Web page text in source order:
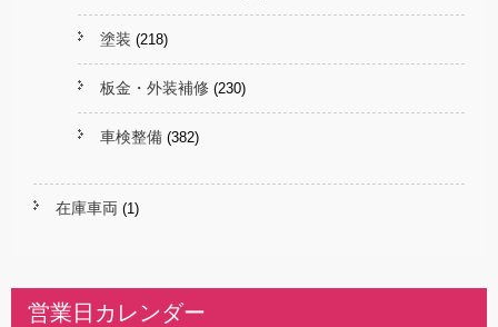
塗装 (218)
板金・外装補修 (230)
車検整備 (382)
在庫車両 (1)
営業日カレンダー